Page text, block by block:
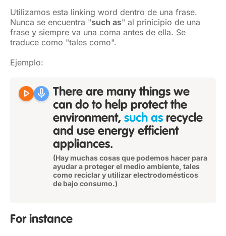
Utilizamos esta linking word dentro de una frase.
Nunca se encuentra "such as" al prinicipio de una
frase y siempre va una coma antes de ella. Se
traduce como "tales como".
Ejemplo:
play_arrow mic There are many things we
can do to help protect the
environment, such as recycle
and use energy efficient
appliances.
(Hay muchas cosas que podemos hacer para
ayudar a proteger el medio ambiente, tales
como reciclar y utilizar electrodomésticos
de bajo consumo.)
For instance